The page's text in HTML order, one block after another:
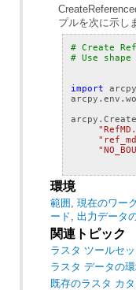
プルを次に示し
# Create
# Use
import arcpy
arcpy . env .
arcpy .
環境
範囲 , 現在のワー
ード, 出力データ
関連トピック
ラスタ ツールセ
ラスタ データの
既存のラスタ カ